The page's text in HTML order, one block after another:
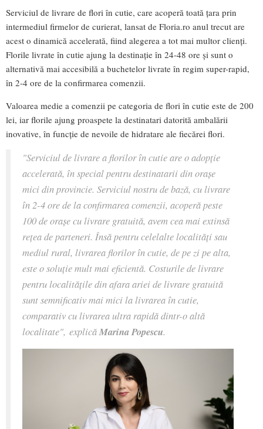
Serviciul de livrare de flori în cutie, care acoperă toată țara prin
intermediul firmelor de curierat, lansat de Floria.ro anul trecut are
acest o dinamică accelerată, fiind alegerea a tot mai multor clienți.
Florile livrate în cutie ajung la destinație în 24-48 ore și sunt o
alternativă mai accesibilă a buchetelor livrate în regim super-rapid,
în 2-4 ore de la confirmarea comenzii.
Valoarea medie a comenzii pe categoria de flori în cutie este de 200
lei, iar florile ajung proaspete la destinatari datorită ambalării
inovative, în funcție de nevoile de hidratare ale fiecărei flori.
"Serviciul de livrare a florilor în cutie are o adopție
accelerată, în special pentru destinatarii din orașe
mici din provincie. Serviciul nostru de bază, cu livrare
în 2-4 ore de la confirmarea comenzii, acoperă peste
100 de orașe cu livrare gratuită, avem cea mai extinsă
rețea de parteneri. Însă pentru celelalte localități sau
mediul rural, livrarea florilor în cutie, de pe zi pe alta,
este o soluție mult mai eficientă. Costurile de livrare
pentru localitățile din afara ariei de livrare gratuită
sunt semnificativ mai mici la livrarea în cutie,
comparativ cu livrarea ultra rapidă dintr-o altă
localitate", explicăMarina Popescu.